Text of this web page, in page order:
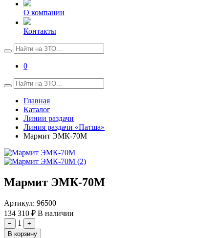
О компании
Контакты
0
Главная
Каталог
Линии раздачи
Линия раздачи «Патша»
Мармит ЭМК-70М
Мармит ЭМК-70М
Артикул: 96500
134 310 ₽ В наличии
− 1
+
В корзину